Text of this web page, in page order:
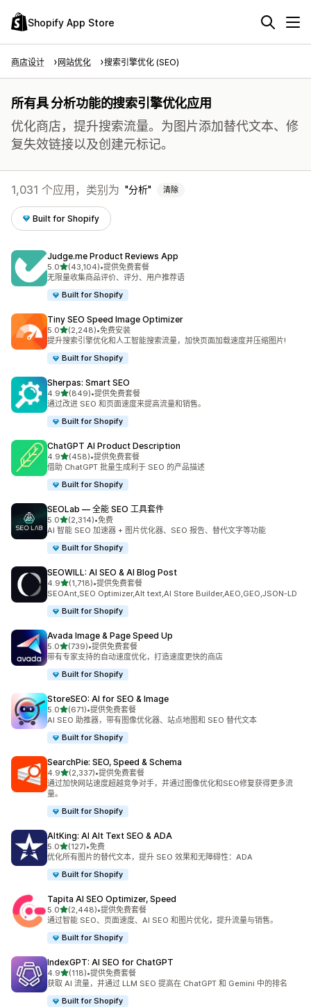
Shopify App Store
商店设计 网站优化 搜索引擎优化 (SEO)
所有具 分析功能的搜索引擎优化应用
优化商店，提升搜索流量。为图片添加替代文本、修
复失效链接以及创建元标记。
1,031 个应用，类别为 分析 清除
Built for Shopify
Judge.me Product Reviews App
5.0星（满分 5 星）
(43,104)
总共 43104 条评论
•提供免费套餐
无限量收集商品评价、评分、用户推荐语
Built for Shopify
Tiny SEO Speed Image Optimizer
5.0星（满分 5 星）
(2,248)
总共 2248 条评论
•免费安装
提升搜索引擎优化和人工智能搜索流量，加快页面加载速度并压缩图片!
Built for Shopify
Sherpas: Smart SEO
4.9星（满分 5 星）
(849)
总共 849 条评论
•提供免费套餐
通过改进 SEO 和页面速度来提高流量和销售。
Built for Shopify
ChatGPT AI Product Description
4.9星（满分 5 星）
(458)
总共 458 条评论
•提供免费套餐
借助 ChatGPT 批量生成利于 SEO 的产品描述
Built for Shopify
SEOLab — 全能 SEO 工具套件
5.0星（满分 5 星）
(2,314)
总共 2314 条评论
•免费
AI 智能 SEO 加速器 + 图片优化器、SEO 报告、替代文字等功能
Built for Shopify
SEOWILL: AI SEO & AI Blog Post
4.9星（满分 5 星）
(1,718)
总共 1718 条评论
•提供免费套餐
SEOAnt,SEO Optimizer,Alt text,AI Store Builder,AEO,GEO,JSON-LD
Built for Shopify
Avada Image & Page Speed Up
5.0星（满分 5 星）
(739)
总共 739 条评论
•提供免费套餐
带有专家支持的自动速度优化，打造速度更快的商店
Built for Shopify
StoreSEO: AI for SEO & Image
5.0星（满分 5 星）
(671)
总共 671 条评论
•提供免费套餐
AI SEO 助推器，带有图像优化器、站点地图和 SEO 替代文本
Built for Shopify
SearchPie: SEO, Speed & Schema
4.9星（满分 5 星）
(2,337)
总共 2337 条评论
•提供免费套餐
通过加快网站速度超越竞争对手，并通过图像优化和SEO修复获得更多流
量。
Built for Shopify
AltKing: AI Alt Text SEO & ADA
5.0星（满分 5 星）
(127)
总共 127 条评论
•免费
优化所有图片的替代文本，提升 SEO 效果和无障碍性：ADA
Built for Shopify
Tapita AI SEO Optimizer, Speed
5.0星（满分 5 星）
(2,448)
总共 2448 条评论
•提供免费套餐
通过智能 SEO、页面速度、AI SEO 和图片优化，提升流量与销售。
Built for Shopify
IndexGPT: AI SEO for ChatGPT
4.9星（满分 5 星）
(118)
总共 118 条评论
•提供免费套餐
获取 AI 流量，并通过 LLM SEO 提高在 ChatGPT 和 Gemini 中的排名
Built for Shopify